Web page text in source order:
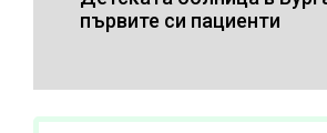
първите си пациенти